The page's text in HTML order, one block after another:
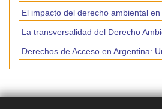
El impacto del derecho ambiental
La transversalidad del Derecho
Derechos de Acceso en Argentina: